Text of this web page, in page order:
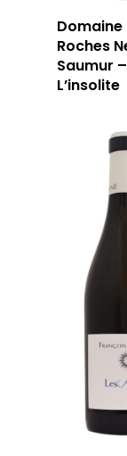
Domaine
Roches
Saumur –
L’insolite